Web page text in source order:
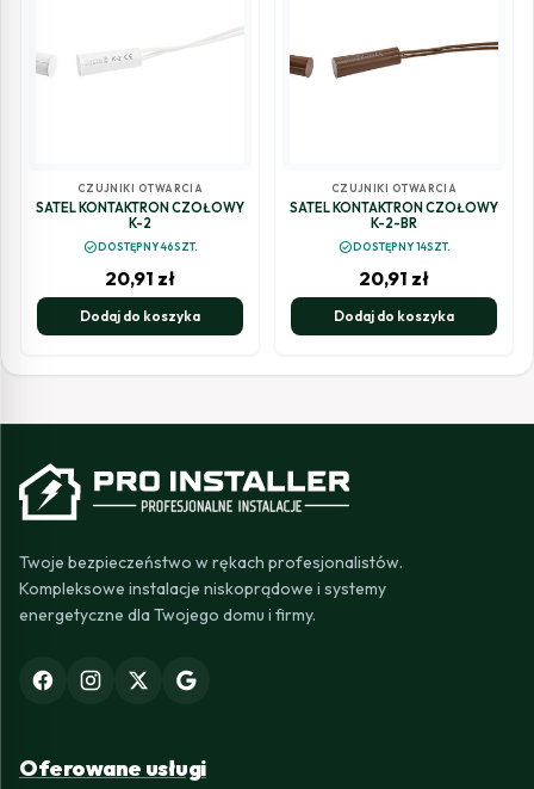
CZUJNIKI OTWARCIA
SATEL KONTAKTRON CZOŁOWY
K-2
check_circleDOSTĘPNY 46SZT.
20,91 zł
Dodaj do koszyka
CZUJNIKI OTWARCIA
SATEL KONTAKTRON CZOŁOWY
K-2-BR
check_circleDOSTĘPNY 14SZT.
20,91 zł
Dodaj do koszyka
Twoje bezpieczeństwo w rękach profesjonalistów.
Kompleksowe instalacje niskoprądowe i systemy
energetyczne dla Twojego domu i firmy.
Oferowane usługi